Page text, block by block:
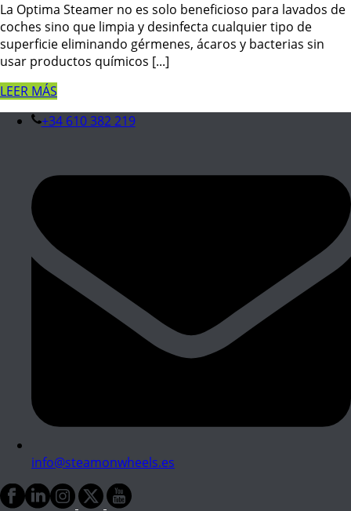
La Optima Steamer no es solo beneficioso para lavados de
coches sino que limpia y desinfecta cualquier tipo de
superficie eliminando gérmenes, ácaros y bacterias sin
usar productos químicos [...]
LEER MÁS
+34 610 382 219
info@steamonwheels.es